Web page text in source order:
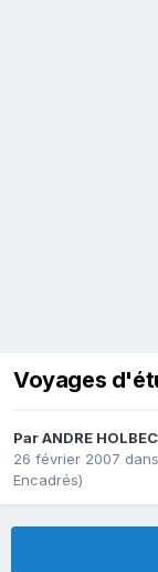
Voyages
ParANDRE
26 février 2007 dans
Encadrés)